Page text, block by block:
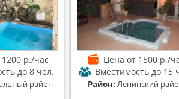
1200 р./час
до 10 чел.
Ценаот 1500 р./
Вместимостьдо 25
Район: